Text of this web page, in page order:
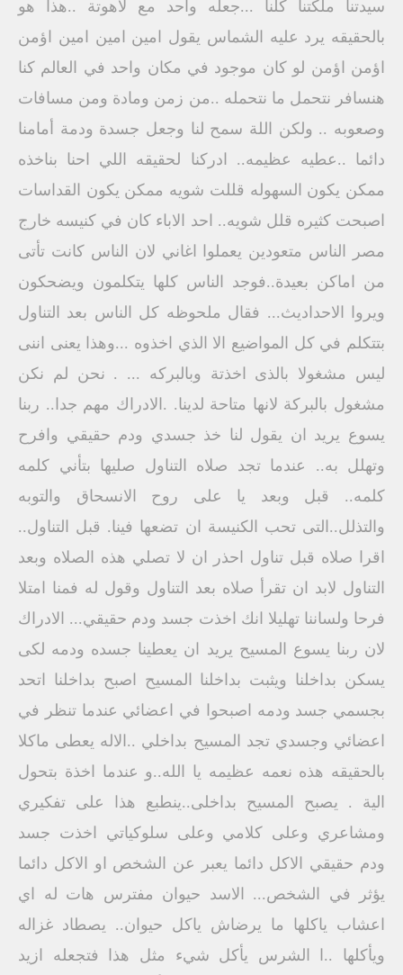
سيدتنا ملكتنا كلنا ...جعله واحد مع لاهوتة ..هذا هو
بالحقيقه يرد عليه الشماس يقول امين امين امين اؤمن
اؤمن اؤمن لو كان موجود في مكان واحد في العالم كنا
هنسافر نتحمل ما نتحمله ..من زمن ومادة ومن مسافات
وصعوبه .. ولكن اللة سمح لنا وجعل جسدة ودمة أمامنا
دائما ..عطيه عظيمه.. ادركنا لحقيقه اللي احنا بناخذه
ممكن يكون السهوله قللت شويه ممكن يكون القداسات
اصبحت كثيره قلل شويه.. احد الاباء كان في كنيسه خارج
مصر الناس متعودين يعملوا اغاني لان الناس كانت تأتى
من اماكن بعيدة..فوجد الناس كلها يتكلمون ويضحكون
ويروا الاحداديث... فقال ملحوظه كل الناس بعد التناول
بتتكلم في كل المواضيع الا الذي اخذوه ...وهذا يعنى اننى
ليس مشغولا بالذى اخذتة وبالبركه ... . نحن لم نكن
مشغول بالبركة لانها متاحة لدينا. .الادراك مهم جدا.. ربنا
يسوع يريد ان يقول لنا خذ جسدي ودم حقيقي وافرح
وتهلل به.. عندما تجد صلاه التناول صليها بتأني كلمه
كلمه.. قبل وبعد يا على روح الانسحاق والتوبه
والتذلل..التى تحب الكنيسة ان تضعها فينا. قبل التناول..
اقرا صلاه قبل تناول احذر ان لا تصلي هذه الصلاه وبعد
التناول لابد ان تقرأ صلاه بعد التناول وقول له فمنا امتلا
فرحا ولساننا تهليلا انك اخذت جسد ودم حقيقي... الادراك
لان ربنا يسوع المسيح يريد ان يعطينا جسده ودمه لكى
يسكن بداخلنا ويثبت بداخلنا المسيح اصبح بداخلنا اتحد
بجسمي جسد ودمه اصبحوا في اعضائي عندما تنظر في
اعضائي وجسدي تجد المسيح بداخلي ..الاله يعطى ماكلا
بالحقيقه هذه نعمه عظيمه يا الله..و عندما اخذة بتحول
الية . يصبح المسيح بداخلى..ينطبع هذا على تفكيري
ومشاعري وعلى كلامي وعلى سلوكياتي اخذت جسد
ودم حقيقي الاكل دائما يعبر عن الشخص او الاكل دائما
يؤثر في الشخص... الاسد حيوان مفترس هات له اي
اعشاب ياكلها ما يرضاش ياكل حيوان.. يصطاد غزاله
ويأكلها ..ا الشرس يأكل شيء مثل هذا فتجعله ازيد